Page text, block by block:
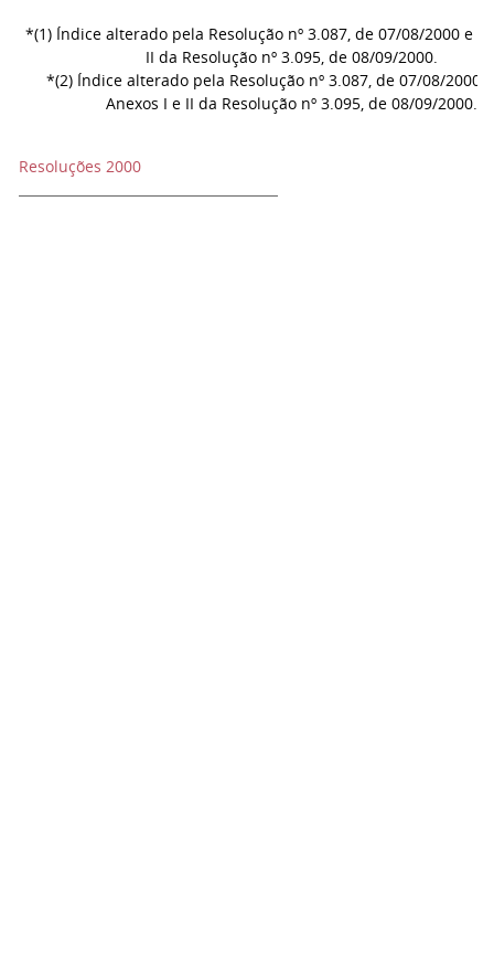
*(1) Índice alterado pela Resolução nº 3.087, de 07/08/2000 e
II da Resolução nº 3.095, de 08/09/2000.
*(2) Índice alterado pela Resolução nº 3.087, de 07/08/2000
Anexos I e II da Resolução nº 3.095, de 08/09/2000.
Resoluções 2000